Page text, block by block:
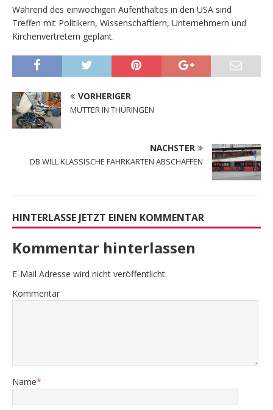
Während des einwöchigen Aufenthaltes in den USA sind
Treffen mit Politikern, Wissenschaftlern, Unternehmern und
Kirchenvertretern geplant.
VORHERIGER
MÜTTER IN THÜRINGEN
NÄCHSTER
DB WILL KLASSISCHE FAHRKARTEN ABSCHAFFEN
HINTERLASSE JETZT EINEN KOMMENTAR
Kommentar hinterlassen
E-Mail Adresse wird nicht veröffentlicht.
Kommentar
Name*